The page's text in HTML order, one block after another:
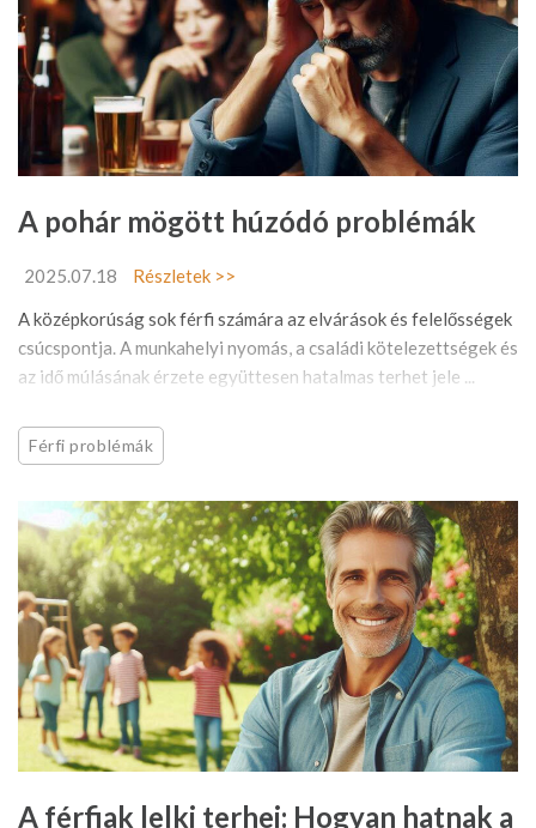
A pohár mögött húzódó problémák
2025.07.18
Részletek >>
A középkorúság sok férfi számára az elvárások és felelősségek
csúcspontja. A munkahelyi nyomás, a családi kötelezettségek és
az idő múlásának érzete együttesen hatalmas terhet jele ...
Férfi problémák
A férfiak lelki terhei: Hogyan hatnak a